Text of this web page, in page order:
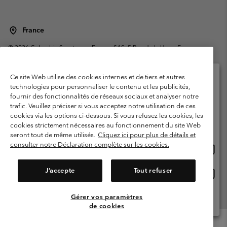
France
©2026Columbia Sportswear Europe SAS. 5 Rue de la Haye, Espace
Garanties Légales
Politique de confidentialité
Conditions d'utilisation - Membres
Conditions D'utilisation - Contenu généré par l'utilisateur
Impressum
Cookies
Public CBCR
Ce site Web utilise des cookies internes et de tiers et autres
technologies pour personnaliser le contenu et les publicités,
fournir des fonctionnalités de réseaux sociaux et analyser notre
trafic. Veuillez préciser si vous acceptez notre utilisation de ces
cookies via les options ci-dessous. Si vous refusez les cookies, les
cookies strictement nécessaires au fonctionnement du site Web
seront tout de même utilisés. Cliquez ici pour plus de détails et
consulter notre Déclaration complète sur les cookies.
J’accepte Tout refuser
Gérer vos paramètres
de cookies
Veuillez sélectionner votre pays d’expédition et
votre langue
Achats en ligne disponibles
United States
ligne
France
Voir Tous Les Pays